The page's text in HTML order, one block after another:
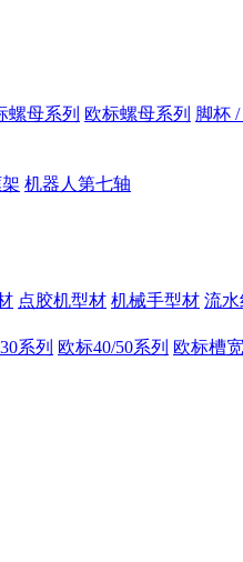
螺母系列 欧标螺母系列 脚杯
机器人第七轴
点胶机型材 机械手型材 流
系列 欧标40/50系列 欧标槽